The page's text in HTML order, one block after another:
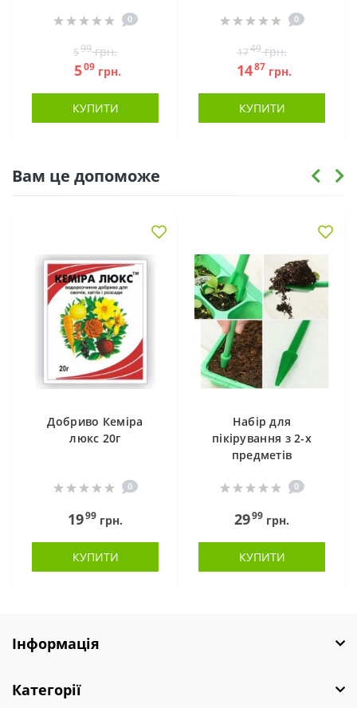
0
599грн.
509грн.
КУПИТИ
0
1749грн.
1487 грн.
КУПИТИ
Вам це допоможе
Добриво Кеміра
люкс 20г
0
1999 грн.
КУПИТИ
Набір для
пікірування з 2-х
предметів
0
2999 грн.
КУПИТИ
Інформація
Категорії